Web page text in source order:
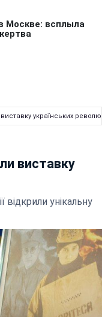
українських
виставку
відкрили унікальну